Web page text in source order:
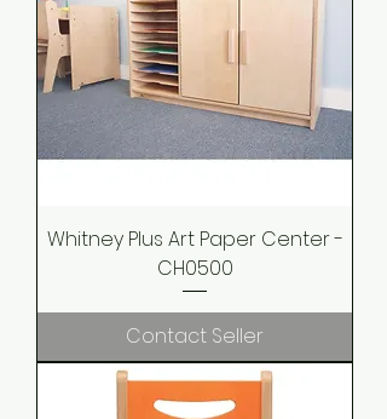
Whitney Plus Art Paper Center -
CH0500
Contact Seller